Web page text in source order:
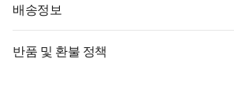
배송정보
반품 및 환불 정책